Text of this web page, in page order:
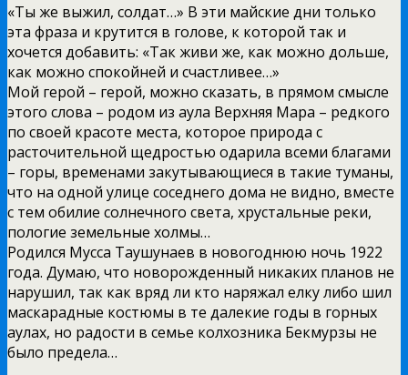
«Ты же выжил, солдат…» В эти майские дни только
эта фраза и крутится в голове, к которой так и
хочется добавить: «Так живи же, как можно дольше,
как можно спокойней и счастливее…»
Мой герой – герой, можно сказать, в прямом смысле
этого слова – родом из аула Верхняя Мара – редкого
по своей красоте места, которое природа с
расточительной щедростью одарила всеми благами
– горы, временами закутывающиеся в такие туманы,
что на одной улице соседнего дома не видно, вместе
с тем обилие солнечного света, хрустальные реки,
пологие земельные холмы…
Родился Мусса Таушунаев в новогоднюю ночь 1922
года. Думаю, что новорожденный никаких планов не
нарушил, так как вряд ли кто наряжал елку либо шил
маскарадные костюмы в те далекие годы в горных
аулах, но радости в семье колхозника Бекмурзы не
было предела…